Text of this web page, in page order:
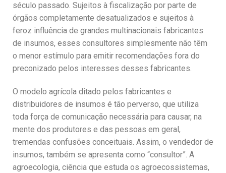
século passado. Sujeitos à fiscalização por parte de
órgãos completamente desatualizados e sujeitos à
feroz influência de grandes multinacionais fabricantes
de insumos, esses consultores simplesmente não têm
o menor estímulo para emitir recomendações fora do
preconizado pelos interesses desses fabricantes.
O modelo agrícola ditado pelos fabricantes e
distribuidores de insumos é tão perverso, que utiliza
toda força de comunicação necessária para causar, na
mente dos produtores e das pessoas em geral,
tremendas confusões conceituais. Assim, o vendedor de
insumos, também se apresenta como “consultor”. A
agroecologia, ciência que estuda os agroecossistemas,